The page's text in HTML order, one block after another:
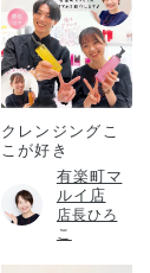
クレンジングこ
こが好き
有楽町マ
ルイ店
店長ひろ
こ